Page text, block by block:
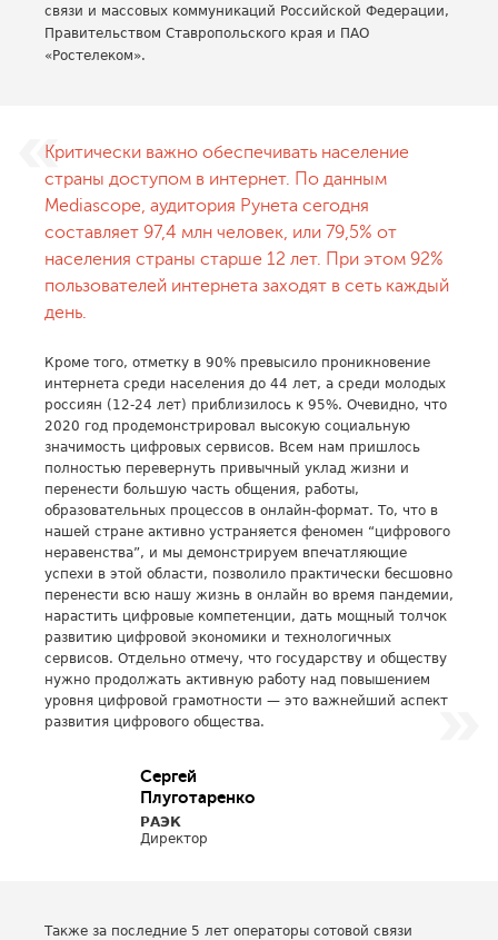
связи и массовых коммуникаций Российской Федерации,
Правительством Ставропольского края и ПАО
«Ростелеком».
Критически важно обеспечивать население
страны доступом в интернет. По данным
Mediascope, аудитория Рунета сегодня
составляет 97,4 млн человек, или 79,5% от
населения страны старше 12 лет. При этом 92%
пользователей интернета заходят в сеть каждый
день.
Кроме того, отметку в 90% превысило проникновение
интернета среди населения до 44 лет, а среди молодых
россиян (12-24 лет) приблизилось к 95%. Очевидно, что
2020 год продемонстрировал высокую социальную
значимость цифровых сервисов. Всем нам пришлось
полностью перевернуть привычный уклад жизни и
перенести большую часть общения, работы,
образовательных процессов в онлайн-формат. То, что в
нашей стране активно устраняется феномен “цифрового
неравенства”, и мы демонстрируем впечатляющие
успехи в этой области, позволило практически бесшовно
перенести всю нашу жизнь в онлайн во время пандемии,
нарастить цифровые компетенции, дать мощный толчок
развитию цифровой экономики и технологичных
сервисов. Отдельно отмечу, что государству и обществу
нужно продолжать активную работу над повышением
уровня цифровой грамотности — это важнейший аспект
развития цифрового общества.
Сергей
Плуготаренко
РАЭК
Директор
Также за последние 5 лет операторы сотовой связи